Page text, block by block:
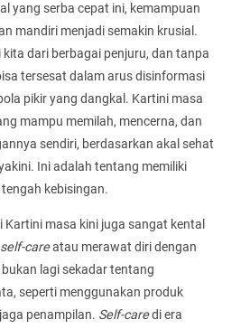
yang serba cepat ini, kemampuan
mandiri menjadi semakin krusial.
dari berbagai penjuru, dan tanpa
tersesat dalam arus disinformasi
pikir yang dangkal. Kartini masa
mampu memilah, mencerna, dan
sendiri, berdasarkan akal sehat
Ini adalah tentang memiliki
kebisingan.
Kartini masa kini juga sangat kental
self-careatau merawat diri dengan
lagi sekadar tentang
seperti menggunakan produk
penampilan. Self-caredi era